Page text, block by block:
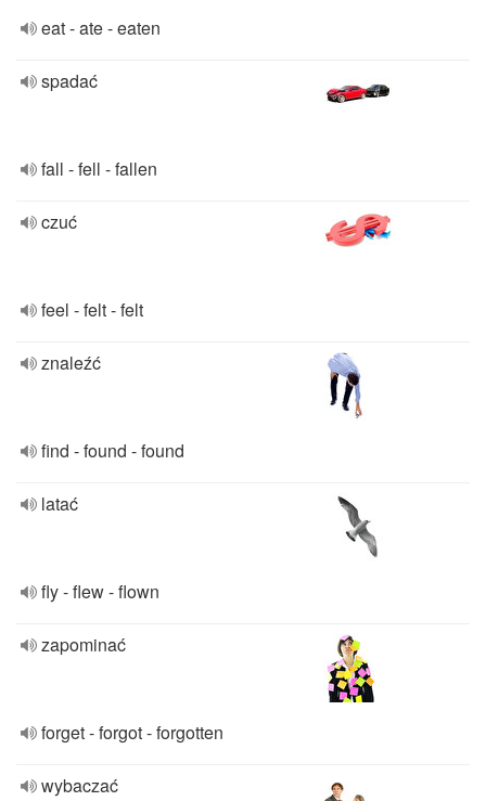
eat - ate - eaten
spadać
fall - fell - fallen
czuć
feel - felt - felt
znaleźć
find - found - found
latać
fly - flew - flown
zapominać
forget - forgot - forgotten
wybaczać